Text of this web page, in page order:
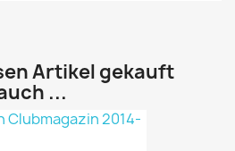
Artikel gekauft
...